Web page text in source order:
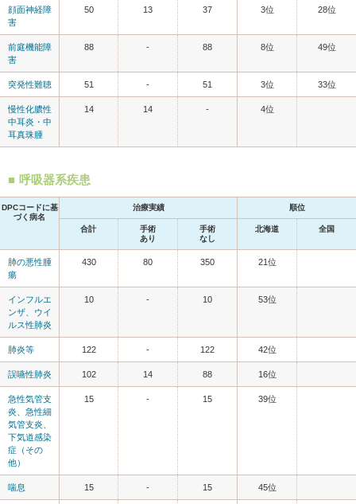
顔面神経障
害
50 13 37 3位 28位
前庭機能障
害
88 - 88 8位 49位
突発性難聴 51 - 51 3位 33位
慢性化膿性
中耳炎・中
耳真珠腫
14 14 - 4位
呼吸器系疾患
DPCコードに基
づく病名
治療実績 順位
合計
手術
あり
手術
なし
北海道 全国
肺の悪性腫
瘍
430 80 350 21位
インフルエ
ンザ、ウイ
ルス性肺炎
10 - 10 53位
肺炎等 122 - 122 42位
誤嚥性肺炎 102 14 88 16位
急性気管支
炎、急性細
気管支炎、
下気道感染
症（その
他）
15 - 15 39位
喘息 15 - 15 45位